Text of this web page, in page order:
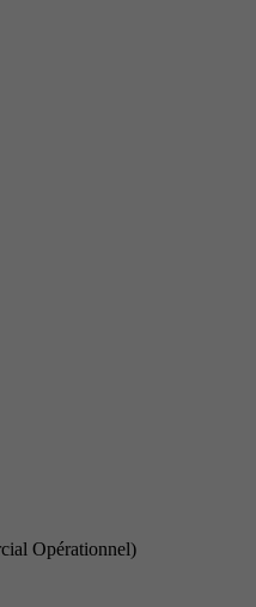
Opérationnel)